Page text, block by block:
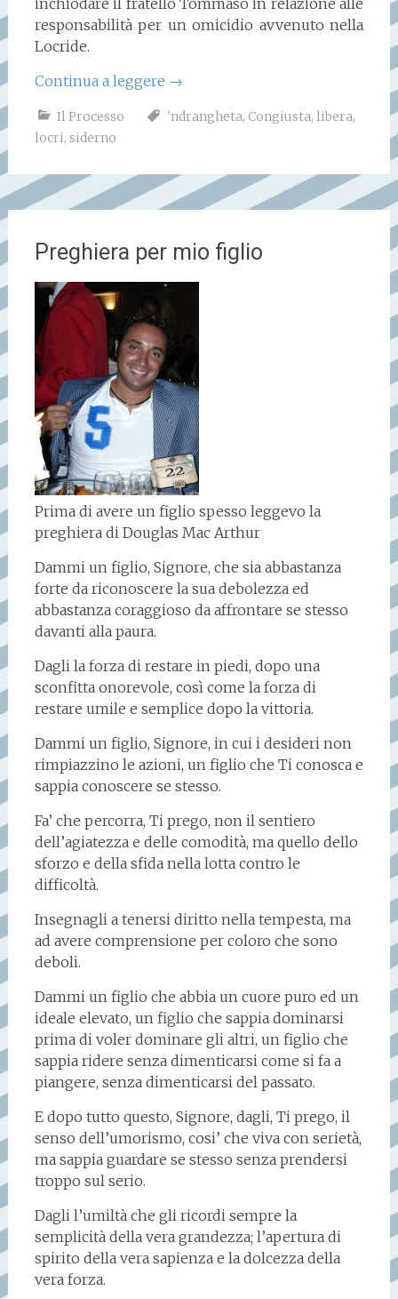
responsabilità per un omicidio avvenuto nella
Locride.
Continua a leggere →
Il Processo 'ndrangheta, Congiusta, libera,
locri, siderno
Preghiera per mio figlio
Prima di avere un figlio spesso leggevo la
preghiera di Douglas Mac Arthur
Dammi un figlio, Signore, che sia abbastanza
forte da riconoscere la sua debolezza ed
abbastanza coraggioso da affrontare se stesso
davanti alla paura.
Dagli la forza di restare in piedi, dopo una
sconfitta onorevole, così come la forza di
restare umile e semplice dopo la vittoria.
Dammi un figlio, Signore, in cui i desideri non
rimpiazzino le azioni, un figlio che Ti conosca e
sappia conoscere se stesso.
Fa’ che percorra, Ti prego, non il sentiero
dell’agiatezza e delle comodità, ma quello dello
sforzo e della sfida nella lotta contro le
difficoltà.
Insegnagli a tenersi diritto nella tempesta, ma
ad avere comprensione per coloro che sono
deboli.
Dammi un figlio che abbia un cuore puro ed un
ideale elevato, un figlio che sappia dominarsi
prima di voler dominare gli altri, un figlio che
sappia ridere senza dimenticarsi come si fa a
piangere, senza dimenticarsi del passato.
E dopo tutto questo, Signore, dagli, Ti prego, il
senso dell’umorismo, cosi’ che viva con serietà,
ma sappia guardare se stesso senza prendersi
troppo sul serio.
Dagli l’umiltà che gli ricordi sempre la
semplicità della vera grandezza; l’apertura di
spirito della vera sapienza e la dolcezza della
vera forza.